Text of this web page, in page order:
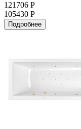
121706 Р
105430 Р
Подробнее